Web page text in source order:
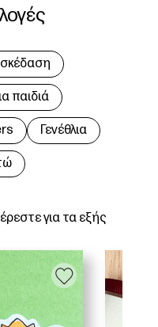
για τα εξής
παιδιά
Γενέθλια